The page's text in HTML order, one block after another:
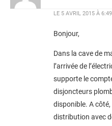
LE 5 AVRIL 2015 À
Bonjour,
Dans la cave de
l’arrivée de
supporte le
disjoncteurs
disponible. A
distribution avec